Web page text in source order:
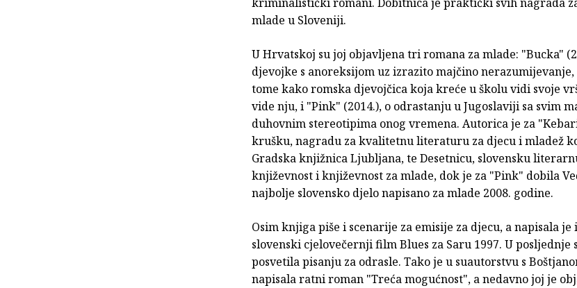
mlade u Sloveniji.
U Hrvatskoj su joj objavljena tri romana za mlade: "Bucka"
djevojke s anoreksijom uz izrazito majčino nerazumijevanje,
tome kako romska djevojčica koja kreće u školu vidi svoje
vide nju, i "Pink" (2014.), o odrastanju u Jugoslaviji sa svim
duhovnim stereotipima onog vremena. Autorica je za
krušku, nagradu za kvalitetnu literaturu za djecu i mladež
Gradska knjižnica Ljubljana, te Desetnicu, slovensku
književnost i književnost za mlade, dok je za "Pink" dobila
najbolje slovensko djelo napisano za mlade 2008. godine.
Osim knjiga piše i scenarije za emisije za djecu, a napisala je
slovenski cjelovečernji film Blues za Saru 1997. U posljednje
posvetila pisanju za odrasle. Tako je u suautorstvu s
napisala ratni roman "Treća mogućnost", a nedavno joj je